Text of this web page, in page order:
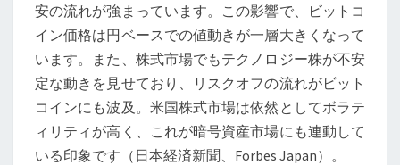
パ
ク
ト
安の流れが強まっています。この影響で、ビットコ
イン価格は円ベースでの値動きが一層大きくなって
います。また、株式市場でもテクノロジー株が不安
定な動きを見せており、リスクオフの流れがビット
コインにも波及。米国株式市場は依然としてボラテ
ィリティが高く、これが暗号資産市場にも連動して
いる印象です（日本経済新聞、Forbes Japan）。